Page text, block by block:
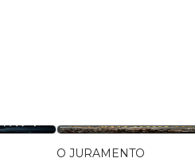
O JURAMENTO